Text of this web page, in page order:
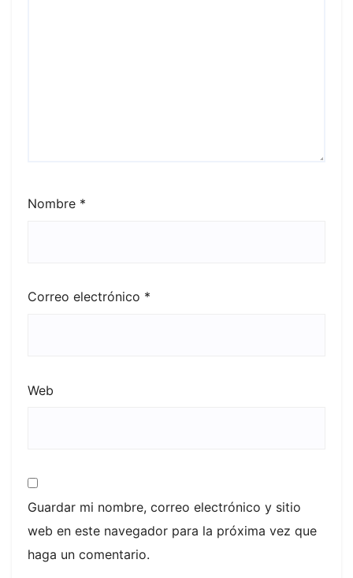
Nombre *
Correo electrónico *
Web
Guardar mi nombre, correo electrónico y sitio
web en este navegador para la próxima vez que
haga un comentario.